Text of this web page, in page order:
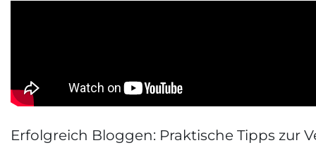
Erfolgreich Bloggen: Praktische Tipps zur